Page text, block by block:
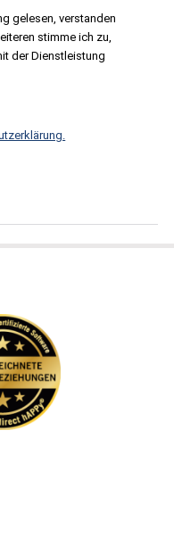
gelesen, verstanden
stimme ich zu,
der Dienstleistung